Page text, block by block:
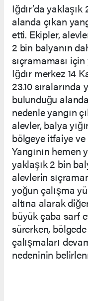
Iğdır’da
alanda çıkan
etti. Ekipler,
2 bin balyanın
sıçramaması
Iğdır merkez 14
23.10
bulunduğu
nedenle yangın
alevler, balya
bölgeye itfaiye
Yangının
yaklaşık 2 bin
alevlerin
yoğun çalışma
altına alarak
büyük çaba sarf
sürerken,
çalışmaları
nedeninin